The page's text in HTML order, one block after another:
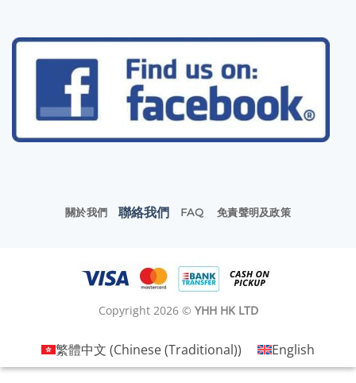
關於我們 聯絡我們 FAQ 免責聲明及政策
Copyright 2026 © YHH HK LTD
繁體中文 (Chinese (Traditional)) English